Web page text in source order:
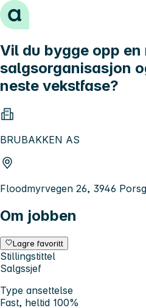
Hopp til innhold
Vil du bygge opp en
salgsorganisasjon
neste vekstfase?
BRUBAKKEN AS
Floodmyrvegen 26, 3946
Om jobben
Lagre favoritt
Stillingstittel
Salgssjef
Type ansettelse
Fast, heltid 100%